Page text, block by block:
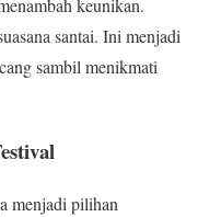
keunikan.
santai. Ini menjadi
sambil menikmati
menjadi pilihan